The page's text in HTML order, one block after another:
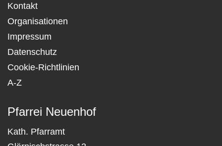
Kontakt
Organisationen
Impressum
Datenschutz
Cookie-Richtlinien
A-Z
Pfarrei Neuenhof
Kath. Pfarramt